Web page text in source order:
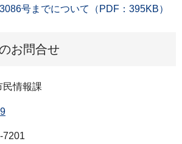
号までについて（PDF：395KB）
お問合せ
民情報課
7201